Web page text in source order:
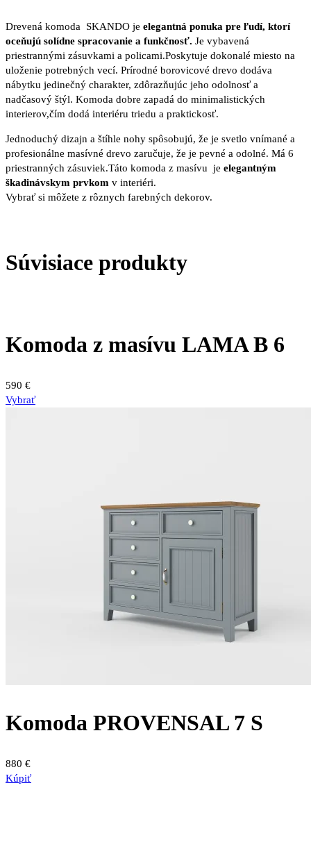
Drevená komoda SKANDO je elegantná ponuka pre ľudí, ktorí
oceňujú solídne spracovanie a funkčnosť. Je vybavená
priestrannými zásuvkami a policami.Poskytuje dokonalé miesto na
uloženie potrebných vecí. Prírodné borovicové drevo dodáva
nábytku jedinečný charakter, zdôrazňujúc jeho odolnosť a
nadčasový štýl. Komoda dobre zapadá do minimalistických
interierov,čím dodá interiéru triedu a praktickosť.
Jednoduchý dizajn a štíhle nohy spôsobujú, že je svetlo vnímané a
profesionálne masívné drevo zaručuje, že je pevné a odolné. Má 6
priestranných zásuviek.Táto komoda z masívu je elegantným
škadinávskym prvkom v interiéri.
Vybrať si môžete z rôznych farebných dekorov.
Súvisiace produkty
Komoda z masívu LAMA B 6
590 €
Vybrať
Komoda PROVENSAL 7 S
880 €
Kúpiť